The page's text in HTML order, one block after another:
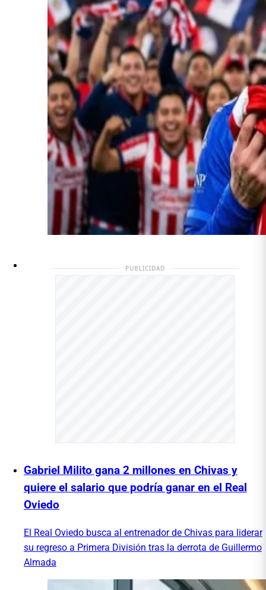
PUBLICIDAD
Gabriel Milito gana 2 millones en Chivas y
quiere el salario que podría ganar en el Real
Oviedo
El Real Oviedo busca al entrenador de Chivas para liderar
su regreso a Primera División tras la derrota de Guillermo
Almada